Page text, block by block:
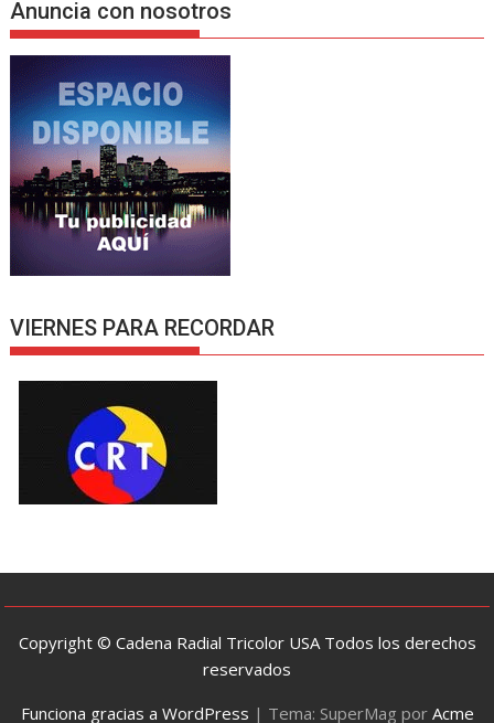
Anuncia con nosotros
VIERNES PARA RECORDAR
Copyright © Cadena Radial Tricolor USA Todos los derechos
reservados
Funciona gracias a WordPress | Tema: SuperMag por Acme